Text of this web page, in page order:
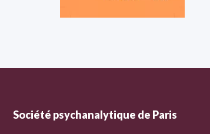
Société psychanalytique de Paris